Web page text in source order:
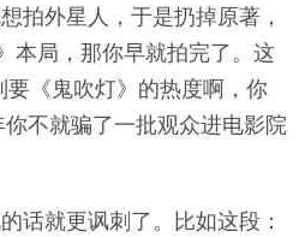
拍外星人，于是扔掉原著，
本局，那你早就拍完了。这
要《鬼吹灯》的热度啊，你
不就骗了一批观众进电影院
话就更讽刺了。比如这段：